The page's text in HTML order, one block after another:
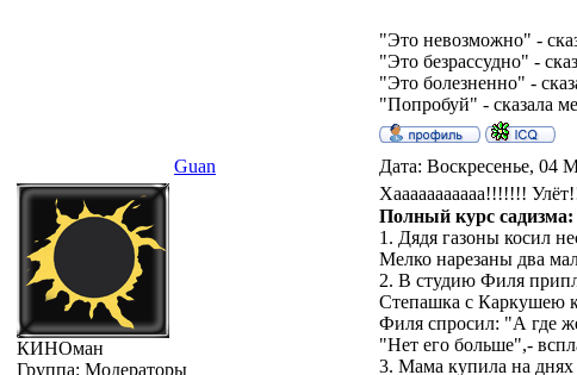
"Это невозможно" -
"Это безрассудно" -
"Это болезненно" -
"Попробуй" - сказала
Guan Дата: Воскресенье, 04
КИНОман
Группа: Модераторы
Хааааааааааа!!!!!!!
Полный курс садизма:
1. Дядя газоны косил
Мелко нарезаны два
2. В студию Филя
Степашка с Каркушею
Филя спросил: "А где
"Нет его больше",-
3. Мама купила на днях